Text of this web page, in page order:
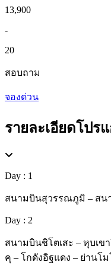
13,900
-
20
สอบถาม
จองด่วน
รายละเอียดโปร
Day : 1
สนามบินสุวรรณภูมิ – สนา
Day : 2
สนามบินชิโตเสะ – หุบเข
คุ – โกดังอิฐแดง – ย่านโ